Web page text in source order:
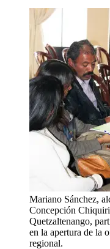
Mariano Sánchez,
Concepción
Quetzaltenango,
en la apertura de la
regional.